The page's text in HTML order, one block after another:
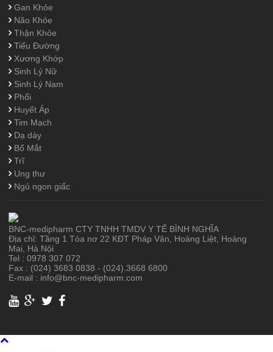
Gan Khỏe
Não Khỏe
Thận Khỏe
Tiểu Đường
Xương Khớp
Sinh Lý Nữ
Sinh Lý Nam
Phổi
Huyết Áp
Tim Mạch
Dạ dày
Bổ Mắt
Trĩ
Ung thư
Ngủ ngon giấc
BNC-medipharm CTY TNHH TMDV Y TẾ BÌNH NGHĨA
Địa chỉ: Tầng 1 Tòa nơ 22 KĐT Pháp Vân, Hoàng Liệt, Hoàng
Mai, Hà Nội
Tel : 0978 307 072
Fax : (024) 3683 0838 - (024).3668 6800
E-mail : info@bnc-medipharm.com